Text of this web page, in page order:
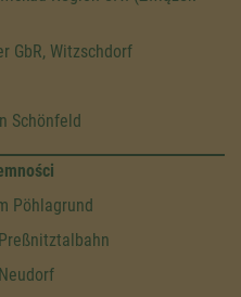
GbR, Witzschdorf
Schönfeld
Pöhlagrund